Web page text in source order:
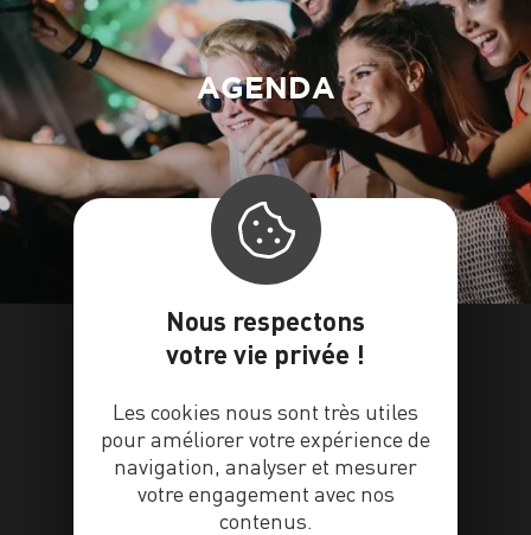
AGENDA
Nous respectons
votre vie privée !
Les cookies nous sont très utiles
pour améliorer votre expérience de
navigation, analyser et mesurer
votre engagement avec nos
contenus.